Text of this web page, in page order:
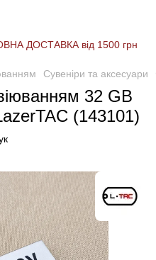
ДОСТАВКА від 1500 грн
Сувеніри та аксесуари
32 GB
(143101)